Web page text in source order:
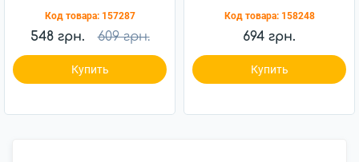
Код товара: 157287
548 грн. 609 грн.
Купить
Код товара: 158248
694 грн.
Купить